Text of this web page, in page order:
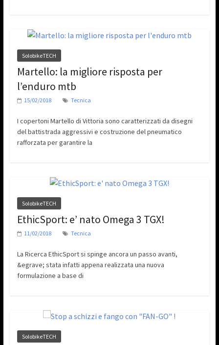
SolobikeTECH
Martello: la migliore risposta per
l’enduro mtb
15/02/2018 Tecnica
I copertoni Martello di Vittoria sono caratterizzati da disegni
del battistrada aggressivi e costruzione del pneumatico
rafforzata per garantire la
SolobikeTECH
EthicSport: e’ nato Omega 3 TGX!
11/02/2018 Tecnica
La Ricerca EthicSport si spinge ancora un passo avanti,
&egrave; stata infatti appena realizzata una nuova
formulazione a base di
SolobikeTECH